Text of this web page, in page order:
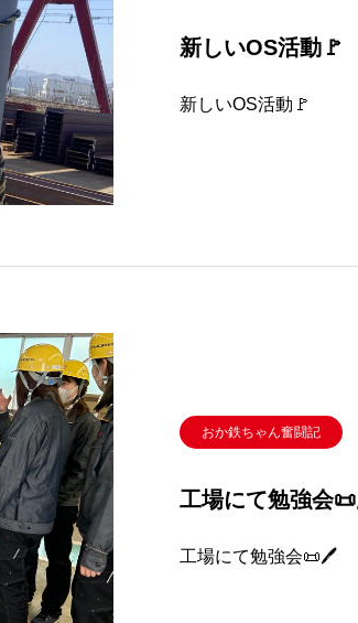
新しいOS活動🚩
新しいOS活動🚩
おか鉄ちゃん奮闘記
工場にて勉強会
工場にて勉強会📜🖊